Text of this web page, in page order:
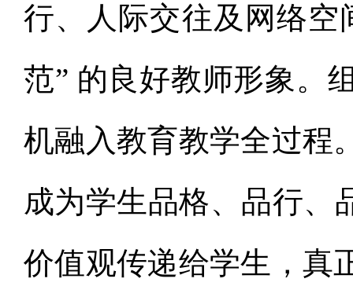
行、人际交往及网络空
范” 的良好教师形象。
机融入教育教学全过程
成为学生品格、品行、
价值观传递给学生，真